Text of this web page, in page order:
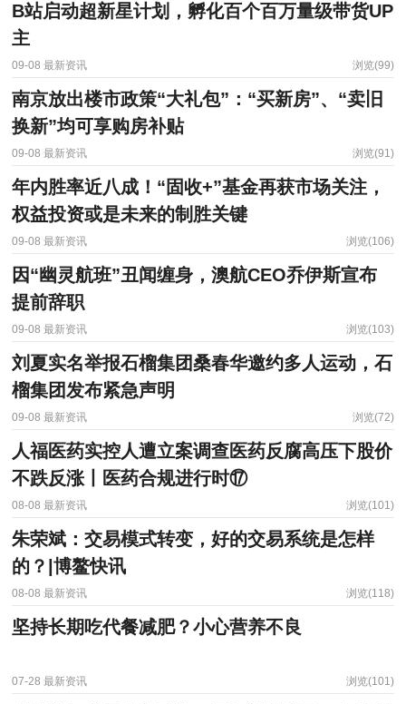
B站启动超新星计划，孵化百个百万量级带货UP
主
09-08 最新资讯 浏览(99)
南京放出楼市政策“大礼包”：“买新房”、“卖旧
换新”均可享购房补贴
09-08 最新资讯 浏览(91)
年内胜率近八成！“固收+”基金再获市场关注，
权益投资或是未来的制胜关键
09-08 最新资讯 浏览(106)
因“幽灵航班”丑闻缠身，澳航CEO乔伊斯宣布
提前辞职
09-08 最新资讯 浏览(103)
刘夏实名举报石榴集团桑春华邀约多人运动，石
榴集团发布紧急声明
09-08 最新资讯 浏览(72)
人福医药实控人遭立案调查医药反腐高压下股价
不跌反涨丨医药合规进行时⑰
08-08 最新资讯 浏览(101)
朱荣斌：交易模式转变，好的交易系统是怎样
的？|博鳌快讯
08-08 最新资讯 浏览(118)
坚持长期吃代餐减肥？小心营养不良
07-28 最新资讯 浏览(101)